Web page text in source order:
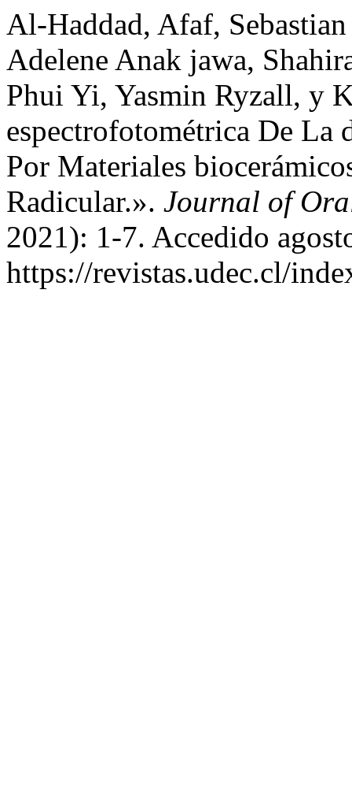
Al-Haddad, Afaf,
Adelene Anak jawa,
Phui Yi, Yasmin Ryzall, y
espectrofotométrica De La
Por Materiales
Radicular.». Journal of
2021): 1-7. Accedido
https://revistas.udec.cl/